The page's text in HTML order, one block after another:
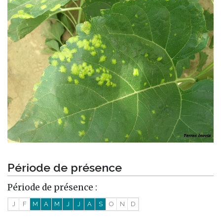
Période de présence
Période de présence :
J F M A M J J A S O N D